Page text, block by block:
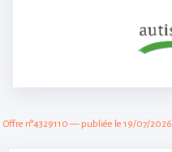
Offre n°4329110 — publiée le 19/07/2026